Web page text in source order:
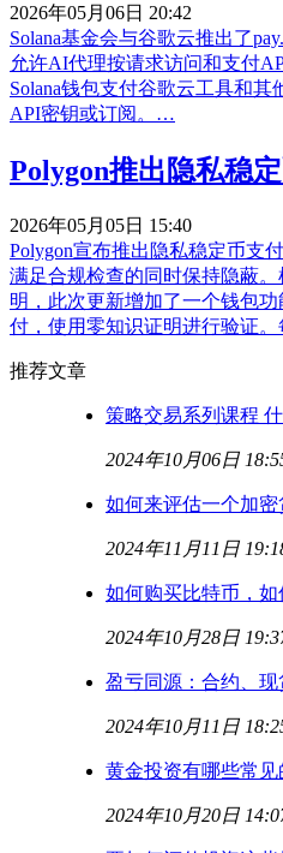
2026年05月06日 20:42
Solana基金会与谷歌云推出了
允许AI代理按请求访问和支付
Solana钱包支付谷歌云工具和其
API密钥或订阅。…
Polygon推出隐私稳
2026年05月05日 15:40
Polygon宣布推出隐私稳定币支
满足合规检查的同时保持隐蔽
明，此次更新增加了一个钱包
付，使用零知识证明进行验证
推荐文章
策略交易系列课程
2024年10月06日
如何来评估一个加密
2024年11月11日
如何购买比特币，如
2024年10月28日
盈亏同源：合约、
2024年10月11日
黄金投资有哪些常见
2024年10月20日